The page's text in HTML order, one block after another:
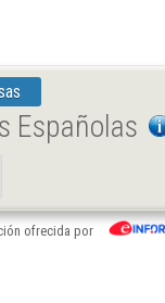
Españolas
ofrecida por